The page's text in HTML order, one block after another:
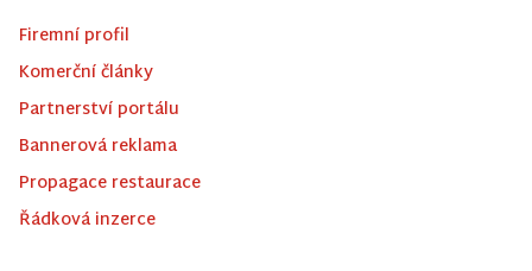
Firemní profil
Komerční články
Partnerství portálu
Bannerová reklama
Propagace restaurace
Řádková inzerce